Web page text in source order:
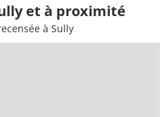
et à proximité
à Sully